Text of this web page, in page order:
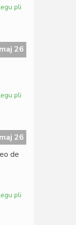
pli
juro:
dua
26
pli
la
Kapitulo
26
de
pli